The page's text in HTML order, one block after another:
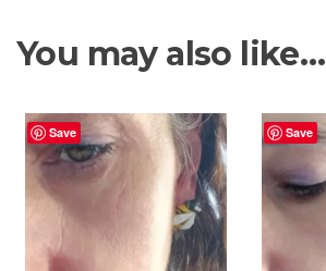
You may also like…
Save Save